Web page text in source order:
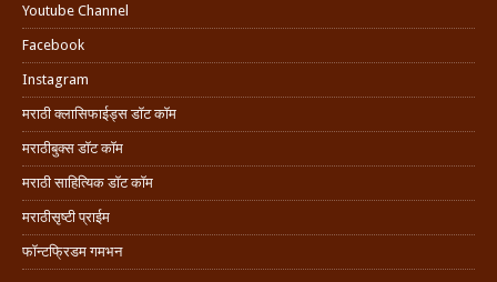
Youtube Channel
Facebook
Instagram
मराठी क्लासिफाईड्स डॉट कॉम
मराठीबुक्स डॉट कॉम
मराठी साहित्यिक डॉट कॉम
मराठीसृष्टी प्राईम
फॉन्टफ्रिडम गमभन